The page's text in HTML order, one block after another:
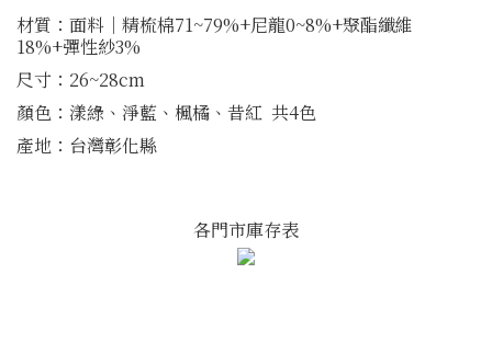
材質：面料│精梳棉71~79%+尼龍0~8%+聚酯纖維
18%+彈性紗3%
尺寸：26~28cm
顏色：漾綠、淨藍、楓橘、昔紅 共4色
產地：台灣彰化縣
各門市庫存表